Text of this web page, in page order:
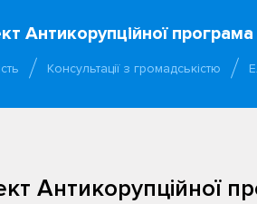
Антикорупційної
Консультації з громадськістю
Антикорупційної